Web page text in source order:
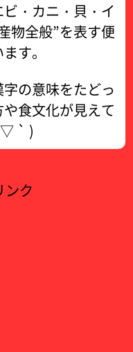
・カニ・貝・イ
物全般”を表す便
す。
の意味をたどっ
食文化が見えて
▽ ` )
ンク